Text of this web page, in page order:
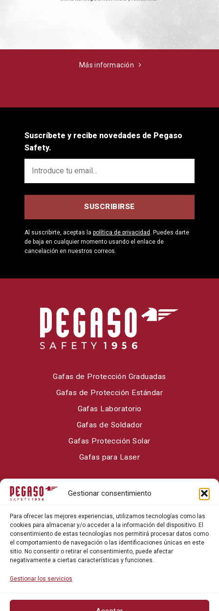
Gestionar consentimiento
Para ofrecer las mejores experiencias, utilizamos tecnologías como las
cookies para almacenar y/o acceder a la información del dispositivo. El
consentimiento de estas tecnologías nos permitirá procesar datos como
el comportamiento de navegación o las identificaciones únicas en este
sitio. No consentir o retirar el consentimiento, puede afectar
negativamente a ciertas características y funciones.
Gestionar los servicios
Más información
Suscríbete y recibe novedades de Pegaso
Safety.
Al suscribirte, aceptas la política de privacidad . Puedes darte
de baja en cualquier momento usando el enlace de
cancelación en nuestros correos.
Gafas de Protección Graduadas
Gafas de Protección Estándar
Gafas Laboratorio
Gafas de Soldador
Gafas Protección Solar
Gafas para Laser
Sobre Pegaso Safety
Blog